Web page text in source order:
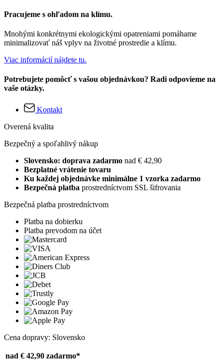
Pracujeme s ohľadom na klímu.
Mnohými konkrétnymi ekologickými opatreniami pomáhame
minimalizovať náš vplyv na životné prostredie a klímu.
Viac informácií nájdete tu.
Potrebujete pomôcť s vašou objednávkou? Radi odpovieme na
vaše otázky.
Kontakt
Overená kvalita
Bezpečný a spoľahlivý nákup
Slovensko: doprava zadarmo nad € 42,90
Bezplatné vrátenie tovaru
Ku každej objednávke minimálne 1 vzorka zadarmo
Bezpečná platba prostredníctvom SSL šifrovania
Bezpečná platba prostredníctvom
Platba na dobierku
Platba prevodom na účet
Cena dopravy: Slovensko
nad € 42,90 zadarmo*